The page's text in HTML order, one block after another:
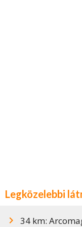
Legközelebbi
34 km: